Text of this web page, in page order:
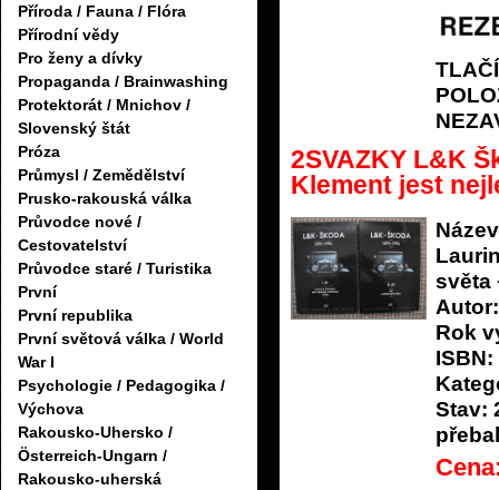
Příroda / Fauna / Flóra
Přírodní vědy
Pro ženy a dívky
Propaganda / Brainwashing
Protektorát / Mnichov /
Slovenský štát
Próza
Průmysl / Zemědělství
Prusko-rakouská válka
Průvodce nové /
Cestovatelství
Průvodce staré / Turistika
První
První republika
První světová válka / World
War I
Psychologie / Pedagogika /
Výchova
Rakousko-Uhersko /
Österreich-Ungarn /
Rakousko-uherská
2SVAZKY L&K
Klement jest
světa
Autor:
Rok
ISBN:
Stav: